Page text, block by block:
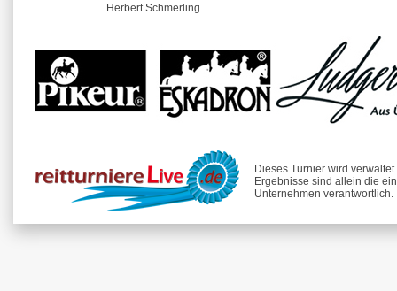
Herbert Schmerling
Dieses Turnier wird
Ergebnisse sind allein die
Unternehmen verantwortlich.